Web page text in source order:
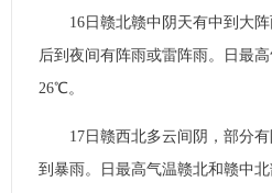
16日赣北赣中阴天有中到大阵
后到夜间有阵雨或雷阵雨。日最
26℃。
17日赣西北多云间阴，部分有
到暴雨。日最高气温赣北和赣中